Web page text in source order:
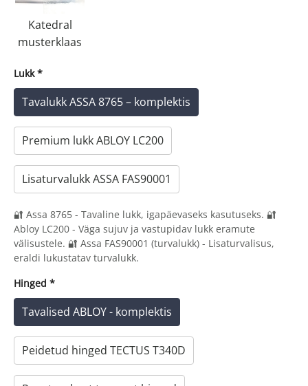
Katedral
musterklaas
Lukk *
Tavalukk ASSA 8765 – komplektis
Premium lukk ABLOY LC200
Lisaturvalukk ASSA FAS90001
🔐 Assa 8765 - Tavaline lukk, igapäevaseks kasutuseks. 🔐
Abloy LC200 - Väga sujuv ja vastupidav lukk eramute
välisustele. 🔐 Assa FAS90001 (turvalukk) - Lisaturvalisus,
eraldi lukustatav turvalukk.
Hinged *
Tavalised ABLOY - komplektis
Peidetud hinged TECTUS T340D